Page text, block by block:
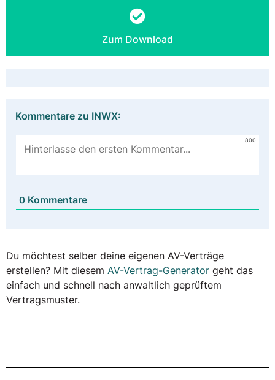
Zum Download
Kommentare zu INWX:
800
0 Kommentare
Du möchtest selber deine eigenen AV-Verträge
erstellen? Mit diesem AV-Vertrag-Generator geht das
einfach und schnell nach anwaltlich geprüftem
Vertragsmuster.